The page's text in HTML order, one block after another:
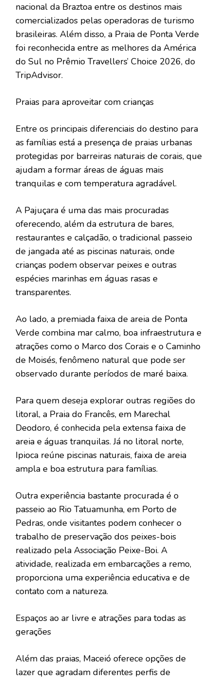
nacional da Braztoa entre os destinos mais
comercializados pelas operadoras de turismo
brasileiras. Além disso, a Praia de Ponta Verde
foi reconhecida entre as melhores da América
do Sul no Prêmio Travellers’ Choice 2026, do
TripAdvisor.
Praias para aproveitar com crianças
Entre os principais diferenciais do destino para
as famílias está a presença de praias urbanas
protegidas por barreiras naturais de corais, que
ajudam a formar áreas de águas mais
tranquilas e com temperatura agradável.
A Pajuçara é uma das mais procuradas
oferecendo, além da estrutura de bares,
restaurantes e calçadão, o tradicional passeio
de jangada até as piscinas naturais, onde
crianças podem observar peixes e outras
espécies marinhas em águas rasas e
transparentes.
Ao lado, a premiada faixa de areia de Ponta
Verde combina mar calmo, boa infraestrutura e
atrações como o Marco dos Corais e o Caminho
de Moisés, fenômeno natural que pode ser
observado durante períodos de maré baixa.
Para quem deseja explorar outras regiões do
litoral, a Praia do Francês, em Marechal
Deodoro, é conhecida pela extensa faixa de
areia e águas tranquilas. Já no litoral norte,
Ipioca reúne piscinas naturais, faixa de areia
ampla e boa estrutura para famílias.
Outra experiência bastante procurada é o
passeio ao Rio Tatuamunha, em Porto de
Pedras, onde visitantes podem conhecer o
trabalho de preservação dos peixes-bois
realizado pela Associação Peixe-Boi. A
atividade, realizada em embarcações a remo,
proporciona uma experiência educativa e de
contato com a natureza.
Espaços ao ar livre e atrações para todas as
gerações
Além das praias, Maceió oferece opções de
lazer que agradam diferentes perfis de